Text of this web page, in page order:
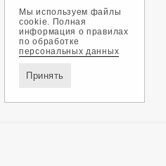
Мы используем файлы
cookie. Полная
информация о правилах
по обработке
персональных данных
Принять